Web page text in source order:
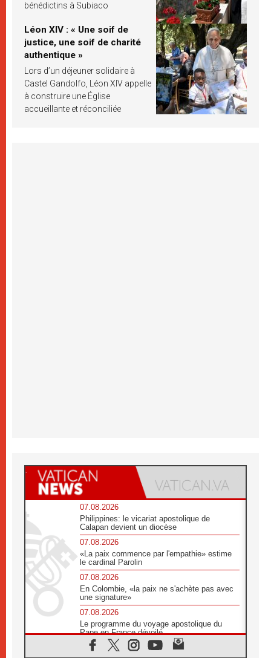
bénédictins à Subiaco
Léon XIV : « Une soif de
justice, une soif de charité
authentique »
Lors d’un déjeuner solidaire à
Castel Gandolfo, Léon XIV appelle
à construire une Église
accueillante et réconciliée
07.08.2026
Philippines: le vicariat apostolique de
Calapan devient un diocèse
07.08.2026
«La paix commence par l'empathie» estime
le cardinal Parolin
07.08.2026
En Colombie, «la paix ne s'achète pas avec
une signature»
07.08.2026
Le programme du voyage apostolique du
Pape en France dévoilé
07.08.2026